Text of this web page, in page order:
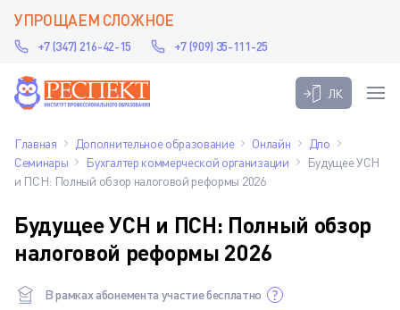
УПРОЩАЕМ СЛОЖНОЕ
+7 (347) 216-42-15 +7 (909) 35-111-25
ЛК
Главная Дополнительное образование Онлайн
Дпо
Семинары
Бухгалтер коммерческой организации
Будущее УСН
и ПСН: Полный обзор налоговой реформы 2026
Будущее УСН и ПСН: Полный обзор
налоговой реформы 2026
В рамках абонемента участие бесплатно